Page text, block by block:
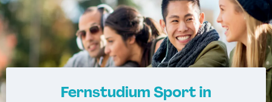
Fernstudium Sport in